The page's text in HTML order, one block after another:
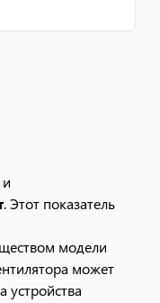
. Этот показатель
модели
может
устройства